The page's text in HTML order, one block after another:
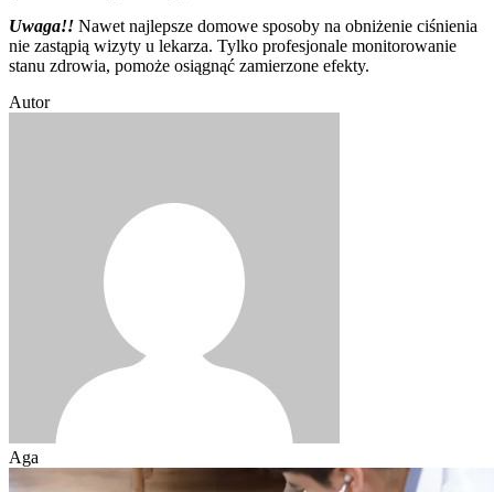
Uwaga!! Nawet najlepsze domowe sposoby na obniżenie ciśnienia
nie zastąpią wizyty u lekarza. Tylko profesjonale monitorowanie
stanu zdrowia, pomoże osiągnąć zamierzone efekty.
Autor
Aga